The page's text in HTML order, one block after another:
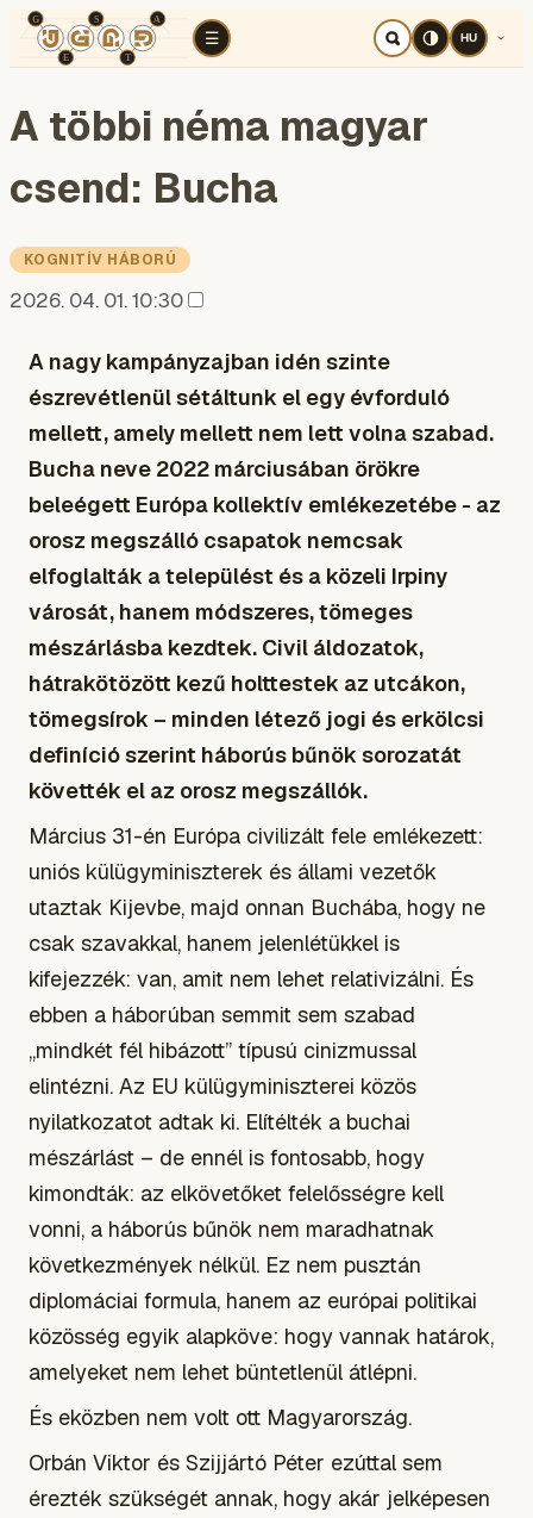
☰
TÉR KOGNITÍV HÁBORÚ
HU
A többi néma magyar
csend: Bucha
KOGNITÍV HÁBORÚ
2026. 04. 01. 10:30
A nagy kampányzajban idén szinte
észrevétlenül sétáltunk el egy évforduló
mellett, amely mellett nem lett volna szabad.
Bucha neve 2022 márciusában örökre
beleégett Európa kollektív emlékezetébe - az
orosz megszálló csapatok nemcsak
elfoglalták a települést és a közeli Irpiny
városát, hanem módszeres, tömeges
mészárlásba kezdtek. Civil áldozatok,
hátrakötözött kezű holttestek az utcákon,
tömegsírok – minden létező jogi és erkölcsi
definíció szerint háborús bűnök sorozatát
követték el az orosz megszállók.
Március 31-én Európa civilizált fele emlékezett:
uniós külügyminiszterek és állami vezetők
utaztak Kijevbe, majd onnan Buchába, hogy ne
csak szavakkal, hanem jelenlétükkel is
kifejezzék: van, amit nem lehet relativizálni. És
ebben a háborúban semmit sem szabad
„mindkét fél hibázott” típusú cinizmussal
elintézni. Az EU külügyminiszterei közös
nyilatkozatot adtak ki. Elítélték a buchai
mészárlást – de ennél is fontosabb, hogy
kimondták: az elkövetőket felelősségre kell
vonni, a háborús bűnök nem maradhatnak
következmények nélkül. Ez nem pusztán
diplomáciai formula, hanem az európai politikai
közösség egyik alapköve: hogy vannak határok,
amelyeket nem lehet büntetlenül átlépni.
És eközben nem volt ott Magyarország.
Orbán Viktor és Szijjártó Péter ezúttal sem
érezték szükségét annak, hogy akár jelképesen